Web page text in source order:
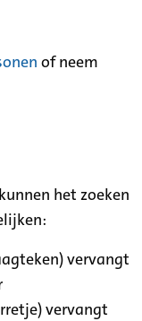
of neem
het zoeken
vervangt
vervangt